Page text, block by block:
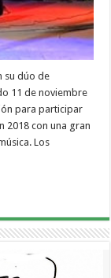
su dúo de
11 de noviembre
para participar
2018 con una gran
Los